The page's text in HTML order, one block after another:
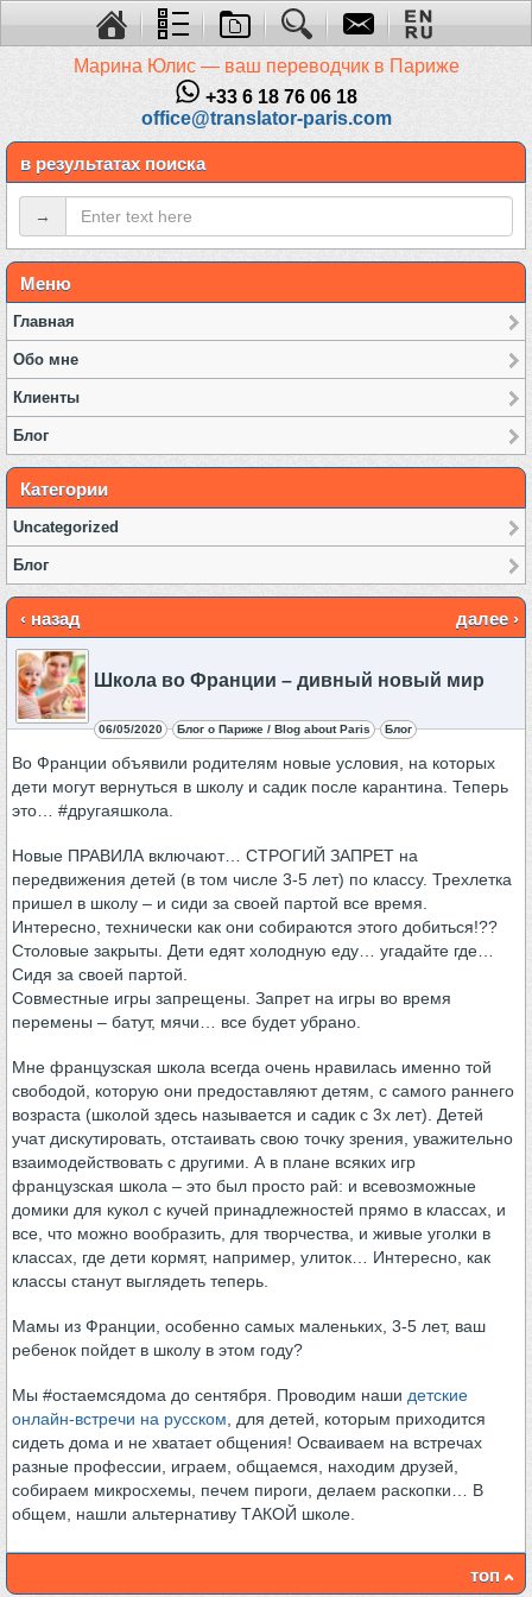
Марина Юлис — ваш переводчик в Париже
+33 6 18 76 06 18
office@translator-paris.com
в результатах поиска
→
Меню
Главная
Обо мне
Клиенты
Блог
Категории
Uncategorized
Блог
‹ назад далее ›
Школа во Франции – дивный новый мир
06/05/2020 Блог о Париже / Blog about Paris Блог
Во Франции объявили родителям новые условия, на которых
дети могут вернуться в школу и садик после карантина. Теперь
это… #другаяшкола.
Новые ПРАВИЛА включают… СТРОГИЙ ЗАПРЕТ на
передвижения детей (в том числе 3-5 лет) по классу. Трехлетка
пришел в школу – и сиди за своей партой все время.
Интересно, технически как они собираются этого добиться!??
Столовые закрыты. Дети едят холодную еду… угадайте где…
Сидя за своей партой.
Совместные игры запрещены. Запрет на игры во время
перемены – батут, мячи… все будет убрано.
Мне французская школа всегда очень нравилась именно той
свободой, которую они предоставляют детям, с самого раннего
возраста (школой здесь называется и садик с 3х лет). Детей
учат дискутировать, отстаивать свою точку зрения, уважительно
взаимодействовать с другими. А в плане всяких игр
французская школа – это был просто рай: и всевозможные
домики для кукол с кучей принадлежностей прямо в классах, и
все, что можно вообразить, для творчества, и живые уголки в
классах, где дети кормят, например, улиток… Интересно, как
классы станут выглядеть теперь.
Мамы из Франции, особенно самых маленьких, 3-5 лет, ваш
ребенок пойдет в школу в этом году?
Мы #остаемсядома до сентября. Проводим наши детские
онлайн-встречи на русском , для детей, которым приходится
сидеть дома и не хватает общения! Осваиваем на встречах
разные профессии, играем, общаемся, находим друзей,
собираем микросхемы, печем пироги, делаем раскопки… В
общем, нашли альтернативу ТАКОЙ школе.
топ